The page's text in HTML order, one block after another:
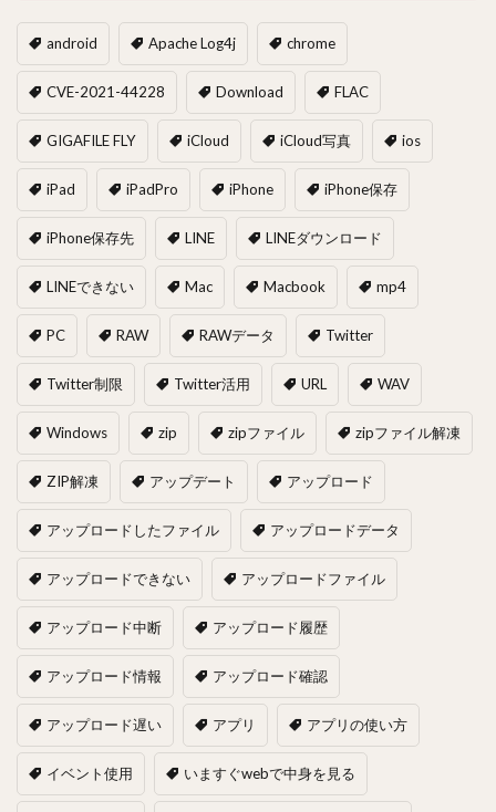
android Apache Log4j chrome
CVE-2021-44228 Download FLAC
GIGAFILE FLY iCloud iCloud写真 ios
iPad iPadPro iPhone iPhone保存
iPhone保存先 LINE LINEダウンロード
LINEできない Mac Macbook mp4
PC RAW RAWデータ Twitter
Twitter制限 Twitter活用 URL WAV
Windows zip zipファイル zipファイル解凍
ZIP解凍 アップデート アップロード
アップロードしたファイル アップロードデータ
アップロードできない アップロードファイル
アップロード中断 アップロード履歴
アップロード情報 アップロード確認
アップロード遅い アプリ アプリの使い方
イベント使用 いますぐwebで中身を見る